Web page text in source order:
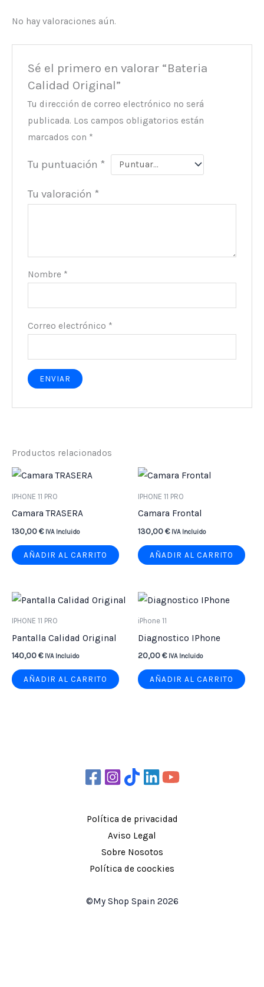
No hay valoraciones aún.
Sé el primero en valorar “Bateria
Calidad Original”
Tu dirección de correo electrónico no será
publicada. Los campos obligatorios están
marcados con *
Tu puntuación *
Tu valoración *
Nombre *
Correo electrónico *
Productos relacionados
IPHONE 11 PRO
Camara TRASERA
130,00€ IVA Incluido
AÑADIR AL CARRITO
IPHONE 11 PRO
Camara Frontal
130,00€ IVA Incluido
AÑADIR AL CARRITO
IPHONE 11 PRO
Pantalla Calidad Original
140,00€ IVA Incluido
AÑADIR AL CARRITO
iPhone 11
Diagnostico IPhone
20,00€ IVA Incluido
AÑADIR AL CARRITO
Política de privacidad
Aviso Legal
Sobre Nosotos
Política de coockies
©My Shop Spain 2026